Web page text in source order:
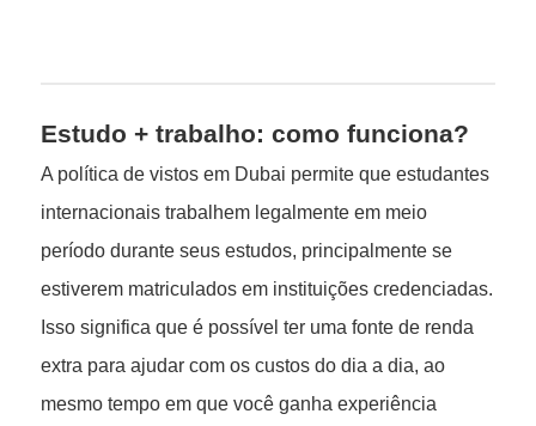
Estudo + trabalho: como funciona?
A política de vistos em Dubai permite que estudantes
internacionais trabalhem legalmente em meio
período durante seus estudos, principalmente se
estiverem matriculados em instituições credenciadas.
Isso significa que é possível ter uma fonte de renda
extra para ajudar com os custos do dia a dia, ao
mesmo tempo em que você ganha experiência